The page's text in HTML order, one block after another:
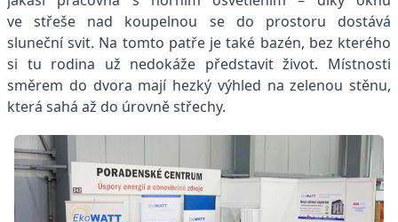
ve střeše nad koupelnou se do prostoru dostává
sluneční svit. Na tomto patře je také bazén, bez kterého
si tu rodina už nedokáže představit život. Místnosti
směrem do dvora mají hezký výhled na zelenou stěnu,
která sahá až do úrovně střechy.